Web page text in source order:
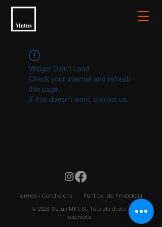
Widget Didn’t Load
Check your internet and refresh
this page.
If that doesn’t work, contact us.
Termes i Condicions
Política de Privadesa
© 2026 Mutus MKT, SL. Tots els drets
reservats.